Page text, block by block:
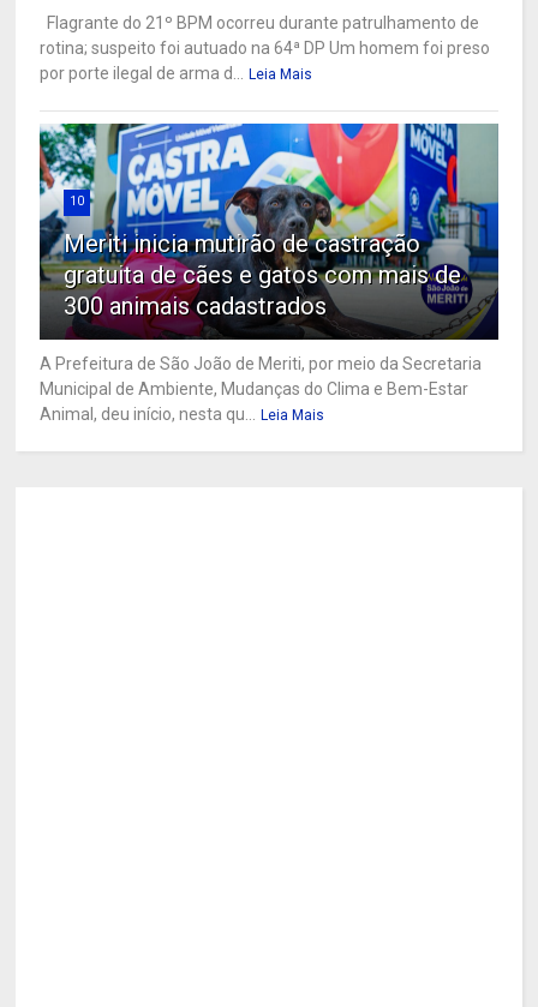
Flagrante do 21º BPM ocorreu durante patrulhamento de
rotina; suspeito foi autuado na 64ª DP Um homem foi preso
por porte ilegal de arma d...
Leia Mais
10
Meriti inicia mutirão de castração
gratuita de cães e gatos com mais de
300 animais cadastrados
A Prefeitura de São João de Meriti, por meio da Secretaria
Municipal de Ambiente, Mudanças do Clima e Bem-Estar
Animal, deu início, nesta qu...
Leia Mais